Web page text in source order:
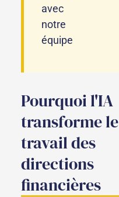
avec
notre
équipe
Pourquoi l'IA
transforme le
travail des
directions
financières